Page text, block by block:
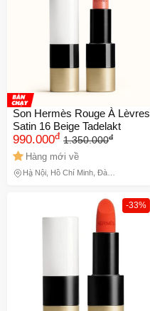
Son Hermès Rouge À Lèvres
Satin 16 Beige Tadelakt
990.000đ 1.350.000đ
Hàng mới về
Hà Nội, Hồ Chí Minh, Đà
-33%